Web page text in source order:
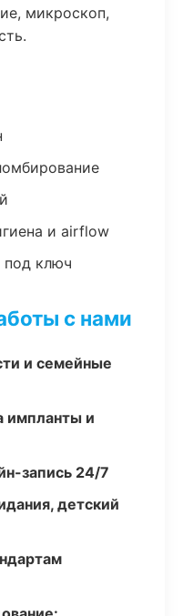
микроскоп,
и airflow
под ключ
с нами
и семейные
импланты и
запись 24/7
детский